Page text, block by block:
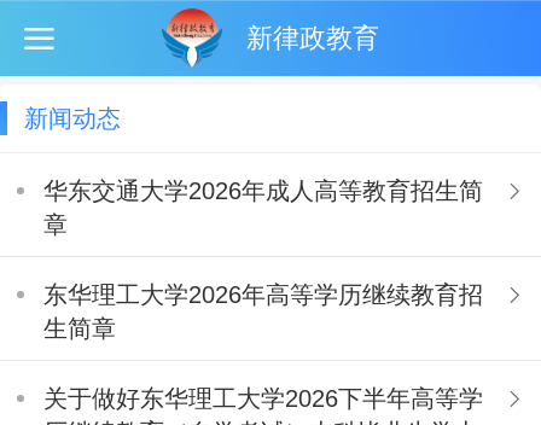
新律政教育
新闻动态
华东交通大学2026年成人高等教育招生简
章
东华理工大学2026年高等学历继续教育招
生简章
关于做好东华理工大学2026下半年高等学